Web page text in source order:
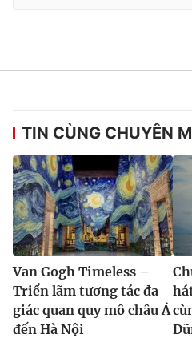
TIN CÙNG CHUYÊN
Van Gogh Timeless –
Triển lãm tương tác đa
giác quan quy mô châu Á
đến Hà Nội